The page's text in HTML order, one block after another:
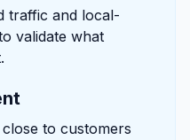
traffic and local-
validate what
to customers